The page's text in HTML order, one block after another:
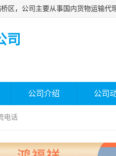
司
公司介绍 公司
电话